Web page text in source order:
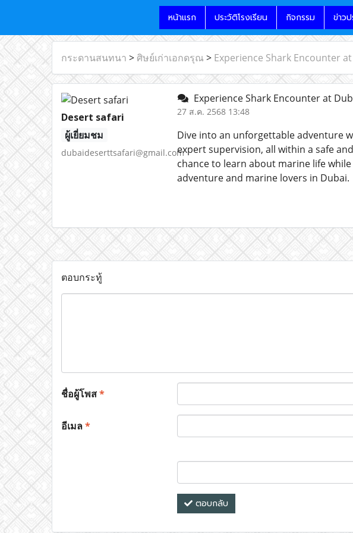
หน้าแรก ประวัติโรงเรียน กิจกรรม ข่าว
กระดานสนทนา > ศิษย์เก่าเอกดรุณ > Experience Shark Encounter
Desert safari
ผู้เยี่ยมชม
dubaideserttsafari@gmail.com
Experience Shark Encounter at
27 ส.ค. 2568 13:48
Dive into an unforgettable adventure
expert supervision, all within a safe
chance to learn about marine life
adventure and marine lovers in Dubai.
ตอบกระทู้
ชื่อผู้โพส*
อีเมล*
ตอบกลับ